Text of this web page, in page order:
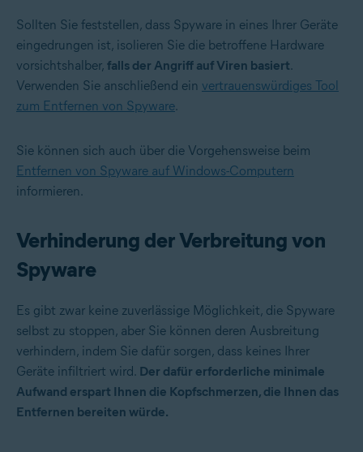
Sollten Sie feststellen, dass Spyware in eines Ihrer Geräte
eingedrungen ist, isolieren Sie die betroffene Hardware
vorsichtshalber, falls der Angriff auf Viren basiert.
Verwenden Sie anschließend ein vertrauenswürdiges Tool
zum Entfernen von Spyware.
Sie können sich auch über die Vorgehensweise beim
Entfernen von Spyware auf Windows-Computern
informieren.
Verhinderung der Verbreitung von
Spyware
Es gibt zwar keine zuverlässige Möglichkeit, die Spyware
selbst zu stoppen, aber Sie können deren Ausbreitung
verhindern, indem Sie dafür sorgen, dass keines Ihrer
Geräte infiltriert wird. Der dafür erforderliche minimale
Aufwand erspart Ihnen die Kopfschmerzen, die Ihnen das
Entfernen bereiten würde.